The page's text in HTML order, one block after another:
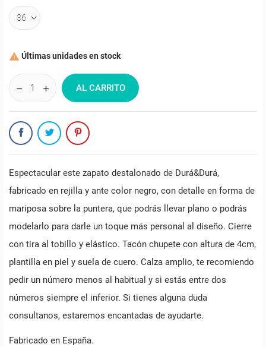
 Últimas unidades en stock
AL CARRITO
Espectacular este zapato destalonado de Durá&Durá,
fabricado en rejilla y ante color negro, con detalle en forma de
mariposa sobre la puntera, que podrás llevar plano o podrás
modelarlo para darle un toque más personal al diseño. Cierre
con tira al tobillo y elástico. Tacón chupete con altura de 4cm,
plantilla en piel y suela de cuero. Calza amplio, te recomiendo
pedir un número menos al habitual y si estás entre dos
números siempre el inferior. Si tienes alguna duda
consultanos, estaremos encantadas de ayudarte.
Fabricado en España.